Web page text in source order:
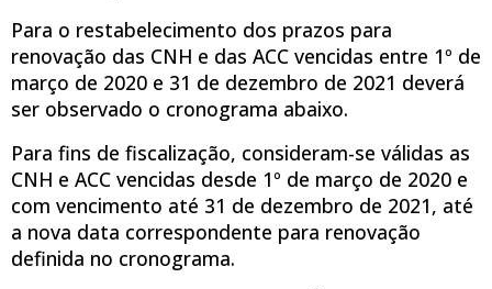
Para o restabelecimento dos prazos para
renovação das CNH e das ACC vencidas entre 1º de
março de 2020 e 31 de dezembro de 2021 deverá
ser observado o cronograma abaixo.
Para fins de fiscalização, consideram-se válidas as
CNH e ACC vencidas desde 1º de março de 2020 e
com vencimento até 31 de dezembro de 2021, até
a nova data correspondente para renovação
definida no cronograma.